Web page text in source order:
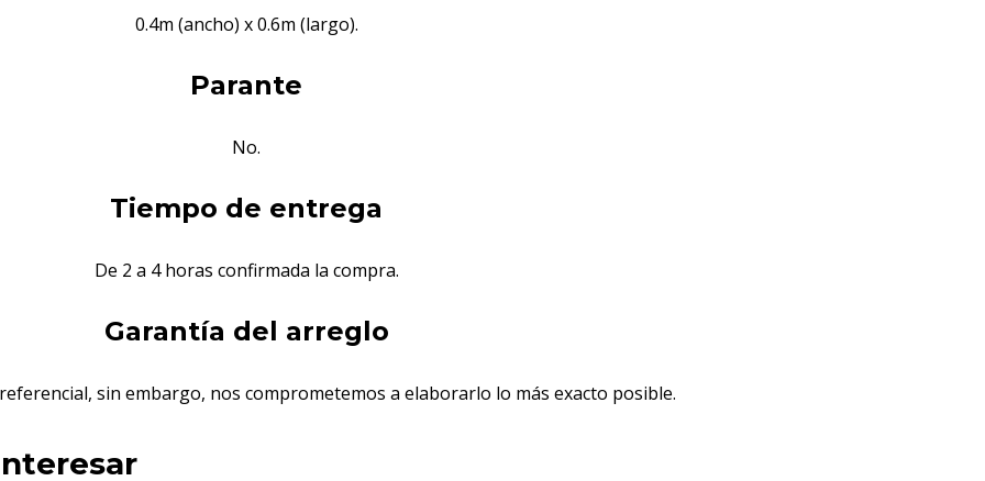
0.4m (ancho) x 0.6m (largo).
Parante
No.
Tiempo de entrega
De 2 a 4 horas confirmada la compra.
Garantía del arreglo
sin embargo, nos comprometemos a elaborarlo lo más exacto posible.